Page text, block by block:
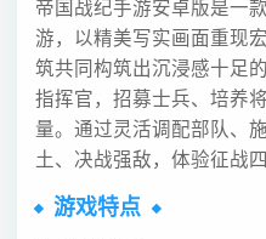
帝国战纪手游安卓版是一
游，以精美写实画面重现
筑共同构筑出沉浸感十足
指挥官，招募士兵、培养
量。通过灵活调配部队、
土、决战强敌，体验征战
游戏特点